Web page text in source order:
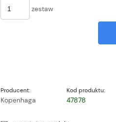
zestaw
Producent:
Kopenhaga
Kod produktu:
47878